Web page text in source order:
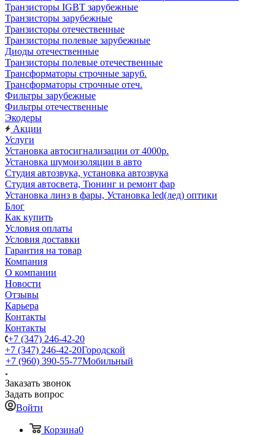
Транзисторы IGBT зарубежные
Транзисторы зарубежные
Транзисторы отечественные
Транзисторы полевые зарубежные
Диоды отечественные
Транзисторы полевые отечественные
Трансформаторы строчные заруб.
Трансформаторы строчные отеч.
Фильтры зарубежные
Фильтры отечественные
Экодеры
Акции
Услуги
Установка автосигнализации от 4000р.
Установка шумоизоляции в авто
Студия автозвука, установка автозвука
Студия автосвета, Тюнинг и ремонт фар
Установка линз в фары, Установка led(лед) оптики
Блог
Как купить
Условия оплаты
Условия доставки
Гарантия на товар
Компания
О компании
Новости
Отзывы
Карьера
Контакты
Контакты
+7 (347) 246-42-20
+7 (347) 246-42-20Городской
+7 (960) 390-55-77Мобильный
Заказать звонок
Задать вопрос
Войти
Корзина0